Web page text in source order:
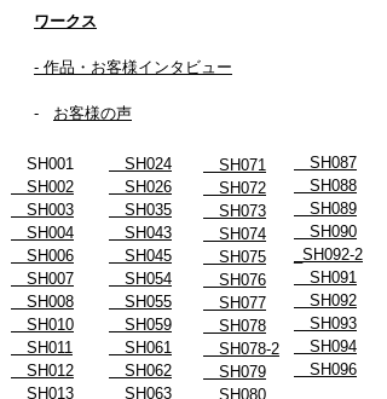
ワークス
- 作品・お客様インタビュー
- お客様の声
SH001
SH002
SH003
SH004
SH006
SH007
SH008
SH010
SH011
SH012
SH013
SH024
SH026
SH035
SH043
SH045
SH054
SH055
SH059
SH061
SH062
SH063
SH071
SH072
SH073
SH074
SH075
SH076
SH077
SH078
SH078-2
SH079
SH080
SH087
SH088
SH089
SH090
_SH092-2
SH091
SH092
SH093
SH094
SH096